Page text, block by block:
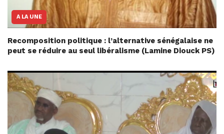
A LA UNE
Recomposition politique : l’alternative sénégalaise ne
peut se réduire au seul libéralisme (Lamine Diouck PS)